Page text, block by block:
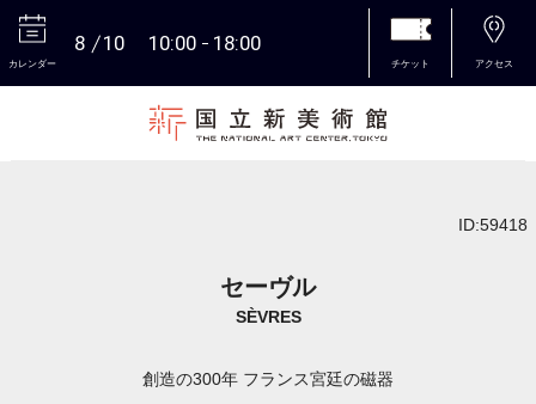
カレンダー
8 10 10:00 18:00
チケット アクセス
ID:59418
セーヴル
SÈVRES
創造の300年 フランス宮廷の磁器